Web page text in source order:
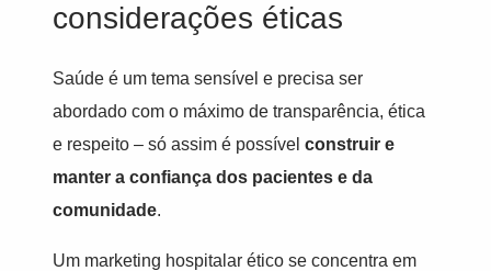
considerações éticas
Saúde é um tema sensível e precisa ser
abordado com o máximo de transparência, ética
e respeito – só assim é possível construir e
manter a confiança dos pacientes e da
comunidade.
Um marketing hospitalar ético se concentra em